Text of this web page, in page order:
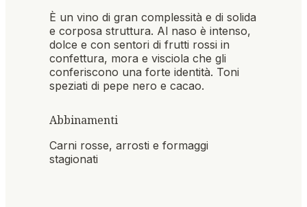
È un vino di gran complessità e di solida
e corposa struttura. Al naso è intenso,
dolce e con sentori di frutti rossi in
confettura, mora e visciola che gli
conferiscono una forte identità. Toni
speziati di pepe nero e cacao.
Abbinamenti
Carni rosse, arrosti e formaggi
stagionati